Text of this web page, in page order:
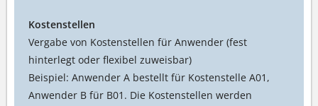
Kostenstellen
Vergabe von Kostenstellen für Anwender (fest
hinterlegt oder flexibel zuweisbar)
Beispiel: Anwender A bestellt für Kostenstelle A01,
Anwender B für B01. Die Kostenstellen werden